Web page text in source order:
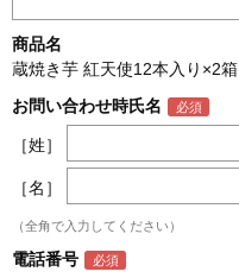
商品名
蔵焼き芋 紅天使12本入り×2箱
お問い合わせ時氏名
［姓］
［名］
（全角で入力してください）
電話番号